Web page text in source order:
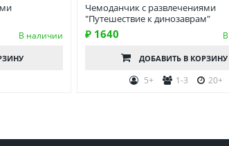
В наличии
Чемоданчик с развлечениями
"Путешествие к динозаврам"
₽ 1640
ДОБАВИТЬ В КОРЗИНУ
5+ 1-3 20+